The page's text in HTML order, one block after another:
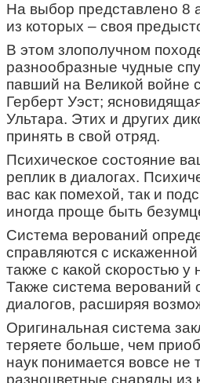
На выбор представлено 8
из которых – своя
В этом злополучном
разнообразные чудные
павший на Великой войне
Герберт Уэст;
Ультара. Этих и других
принять в свой отряд.
Психическое состояние
реплик в диалогах.
вас как помехой, так и
иногда проще быть
Система верований
справляются с
также с какой скоростью у
Также система верований
диалогов, расширяя
Оригинальная система
теряете больше, чем
наук понимается вовсе не
разноцветные снаряды из